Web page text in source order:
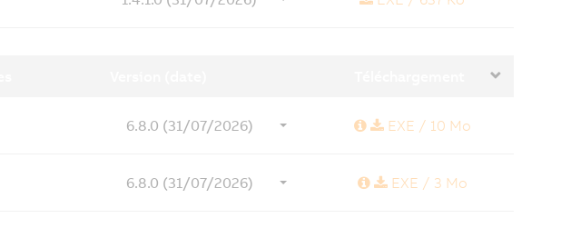
6.8.0 (31/07/2026)
Informations
EXE / 10 Mo
6.8.0 (31/07/2026)
Informations
EXE / 3 Mo